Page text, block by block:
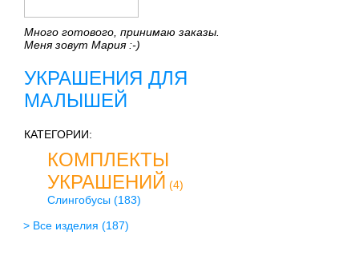
Много готового, принимаю заказы.
Меня зовут Мария :-)
УКРАШЕНИЯ ДЛЯ
МАЛЫШЕЙ
КАТЕГОРИИ:
КОМПЛЕКТЫ
УКРАШЕНИЙ (4)
Слингобусы (183)
> Все изделия (187)